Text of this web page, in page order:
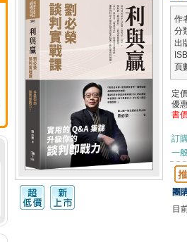
作
分
出
頁
定
優
書
訂
一
團
目